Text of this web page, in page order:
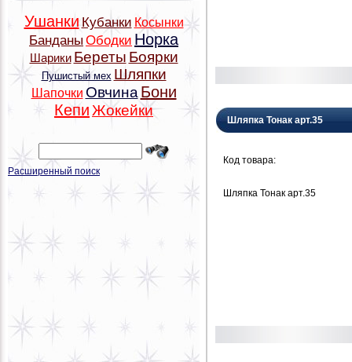
Ушанки Кубанки Косынки
Банданы Ободки Норка
Шарики Береты Боярки
Пушистый мех Шляпки
Шапочки Овчина Бони
Кепи Жокейки
Расширенный поиск
Шляпка Тонак арт.35
Код товара:
Шляпка Тонак арт.35